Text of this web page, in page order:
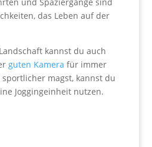
das Leben auf der
kannst du auch
guten Kamera für immer
magst, kannst du
Joggingeinheit nutzen.